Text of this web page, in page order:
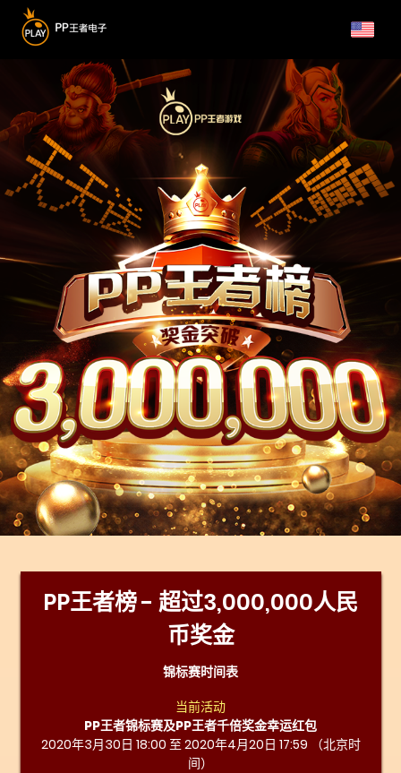
PP王者榜 - 超过3,000,000人民
币奖金
锦标赛时间表
当前活动
PP王者锦标赛及PP王者千倍奖金幸运红包
2020年3月30日 18:00 至 2020年4月20日 17:59 （北京时
间）